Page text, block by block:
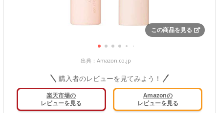
この商品を見る
出典： Amazon.co.jp
購入者のレビューを見てみよう！
楽天市場の
レビューを見る
Amazonの
レビューを見る